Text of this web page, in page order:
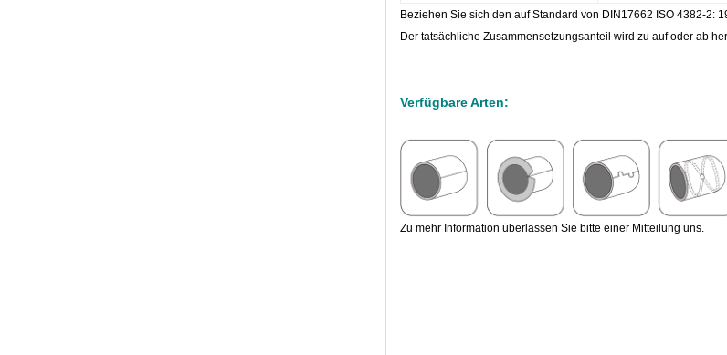
Beziehen Sie sich den auf Standard von DIN17662 ISO 4382-2:
Der tatsächliche Zusammensetzungsanteil wird zu auf oder ab
Verfügbare Arten:
Zu mehr Information überlassen Sie bitte einer Mitteilung uns.